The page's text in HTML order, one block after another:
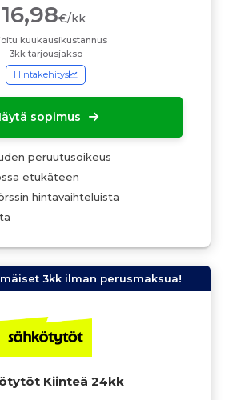
16,98€/kk
kuukausikustannus
3kk tarjousjakso
Hintakehitys
sopimus
peruutusoikeus
etukäteen
hintavaihteluista
3kk ilman perusmaksua!
Kiinteä 24kk